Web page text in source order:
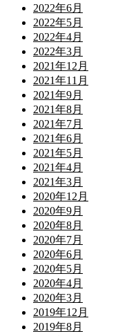
2022年6月
2022年5月
2022年4月
2022年3月
2021年12月
2021年11月
2021年9月
2021年8月
2021年7月
2021年6月
2021年5月
2021年4月
2021年3月
2020年12月
2020年9月
2020年8月
2020年7月
2020年6月
2020年5月
2020年4月
2020年3月
2019年12月
2019年8月